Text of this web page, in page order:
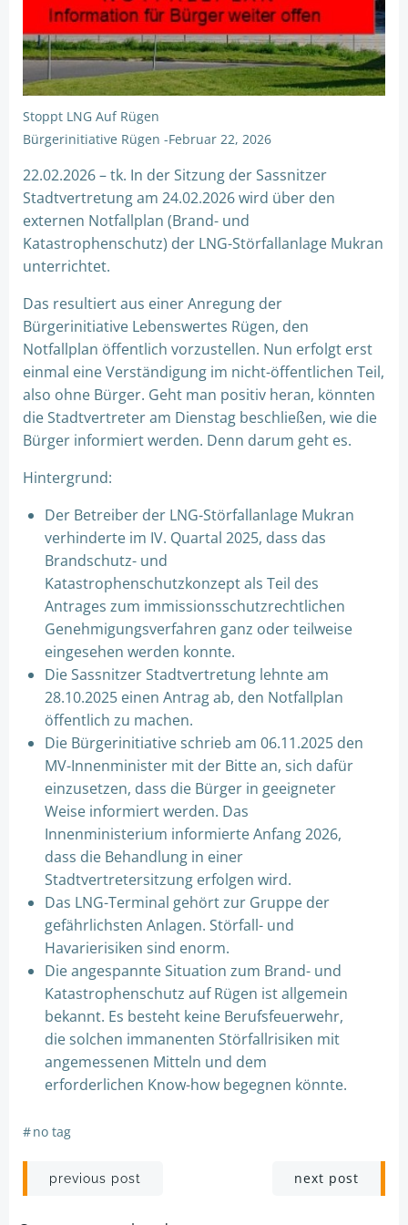
Stoppt LNG Auf Rügen
Bürgerinitiative Rügen -Februar 22, 2026
22.02.2026 – tk. In der Sitzung der Sassnitzer
Stadtvertretung am 24.02.2026 wird über den
externen Notfallplan (Brand- und
Katastrophenschutz) der LNG-Störfallanlage Mukran
unterrichtet.
Das resultiert aus einer Anregung der
Bürgerinitiative Lebenswertes Rügen, den
Notfallplan öffentlich vorzustellen. Nun erfolgt erst
einmal eine Verständigung im nicht-öffentlichen Teil,
also ohne Bürger. Geht man positiv heran, könnten
die Stadtvertreter am Dienstag beschließen, wie die
Bürger informiert werden. Denn darum geht es.
Hintergrund:
Der Betreiber der LNG-Störfallanlage Mukran
verhinderte im IV. Quartal 2025, dass das
Brandschutz- und
Katastrophenschutzkonzept als Teil des
Antrages zum immissionsschutzrechtlichen
Genehmigungsverfahren ganz oder teilweise
eingesehen werden konnte.
Die Sassnitzer Stadtvertretung lehnte am
28.10.2025 einen Antrag ab, den Notfallplan
öffentlich zu machen.
Die Bürgerinitiative schrieb am 06.11.2025 den
MV-Innenminister mit der Bitte an, sich dafür
einzusetzen, dass die Bürger in geeigneter
Weise informiert werden. Das
Innenministerium informierte Anfang 2026,
dass die Behandlung in einer
Stadtvertretersitzung erfolgen wird.
Das LNG-Terminal gehört zur Gruppe der
gefährlichsten Anlagen. Störfall- und
Havarierisiken sind enorm.
Die angespannte Situation zum Brand- und
Katastrophenschutz auf Rügen ist allgemein
bekannt. Es besteht keine Berufsfeuerwehr,
die solchen immanenten Störfallrisiken mit
angemessenen Mitteln und dem
erforderlichen Know-how begegnen könnte.
#no tag
Post
previous post next post